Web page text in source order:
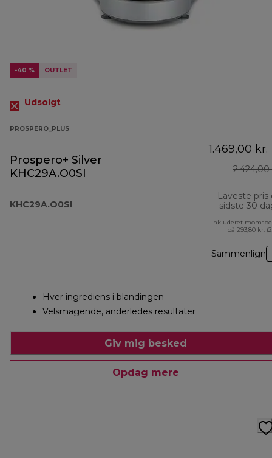
-40 % OUTLET
Udsolgt
PROSPERO_PLUS
Prospero+ Silver
KHC29A.O0SI
KHC29A.O0SI
1.469,00 kr.
2.424,00
Laveste pris
sidste 30
Inkluderet
på 293,80 kr.
Sammenlign
Hver ingrediens i blandingen
Velsmagende, anderledes resultater
Giv mig besked
Opdag mere